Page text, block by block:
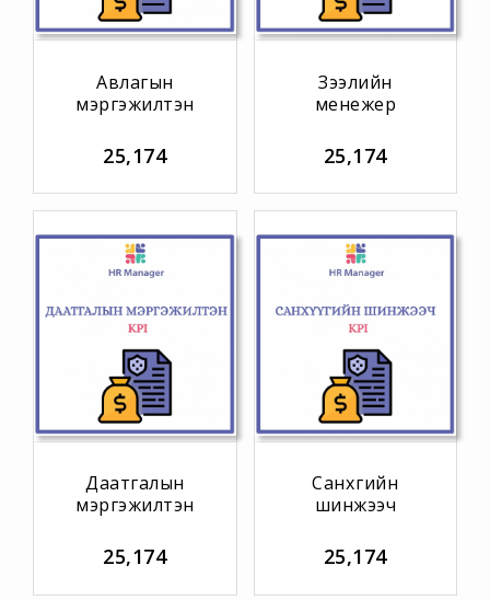
Авлагын
мэргэжилтэн
25,174
Зээлийн
менежер
25,174
Даатгалын
мэргэжилтэн
25,174
Санхүүгийн
шинжээч
25,174